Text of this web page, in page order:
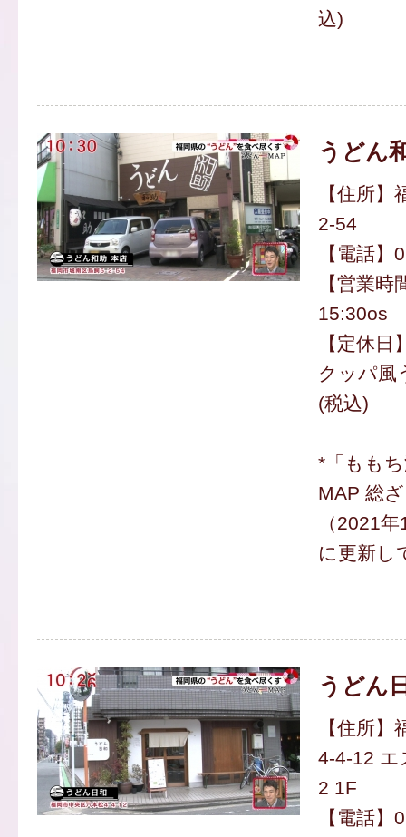
込)
うどん
【住所
2-54
【電話
【営業時
15:30os
【定休日
クッパ風
(税込)
*「もも
MAP 総
（2021
に更新し
うどん
【住所
4-4-12 エ
2 1F
【電話